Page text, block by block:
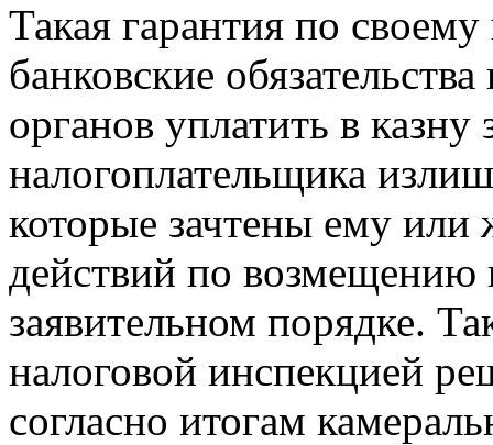
Такая гарантия по
банковские
органов уплатить в казну
налогоплательщика
которые зачтены ему или
действий по возмещению
заявительном порядке.
налоговой инспекцией
согласно итогам